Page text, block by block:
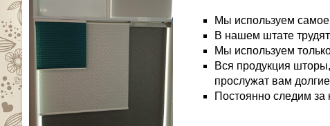
Мы используем
В нашем штате
Мы используем
Вся продукция
прослужат вам
Постоянно следим